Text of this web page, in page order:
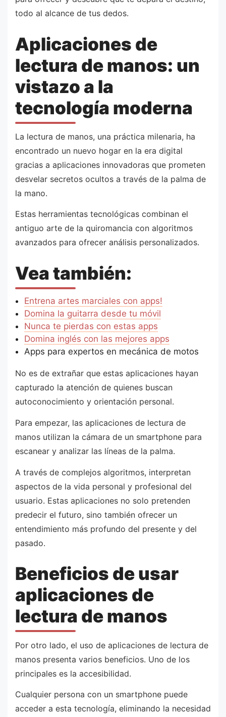
todo al alcance de tus dedos.
Aplicaciones de
lectura de manos: un
vistazo a la
tecnología moderna
La lectura de manos, una práctica milenaria, ha
encontrado un nuevo hogar en la era digital
gracias a aplicaciones innovadoras que prometen
desvelar secretos ocultos a través de la palma de
la mano.
Estas herramientas tecnológicas combinan el
antiguo arte de la quiromancia con algoritmos
avanzados para ofrecer análisis personalizados.
Vea también:
Entrena artes marciales con apps!
Domina la guitarra desde tu móvil
Nunca te pierdas con estas apps
Domina inglés con las mejores apps
Apps para expertos en mecánica de motos
No es de extrañar que estas aplicaciones hayan
capturado la atención de quienes buscan
autoconocimiento y orientación personal.
Para empezar, las aplicaciones de lectura de
manos utilizan la cámara de un smartphone para
escanear y analizar las líneas de la palma.
A través de complejos algoritmos, interpretan
aspectos de la vida personal y profesional del
usuario. Estas aplicaciones no solo pretenden
predecir el futuro, sino también ofrecer un
entendimiento más profundo del presente y del
pasado.
Beneficios de usar
aplicaciones de
lectura de manos
Por otro lado, el uso de aplicaciones de lectura de
manos presenta varios beneficios. Uno de los
principales es la accesibilidad.
Cualquier persona con un smartphone puede
acceder a esta tecnología, eliminando la necesidad